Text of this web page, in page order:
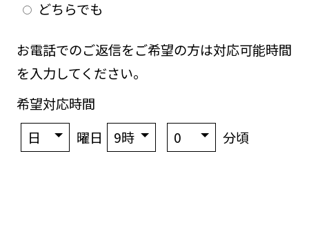
どちらでも
お電話でのご返信をご希望の方は対応可能時間
を入力してください。
希望対応時間
曜日
分頃